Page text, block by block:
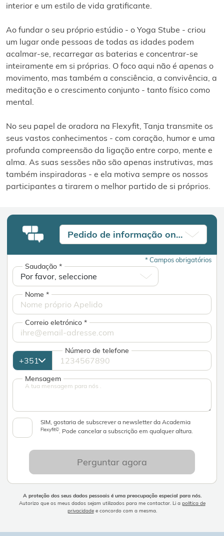
interior e um estilo de vida gratificante.
Ao fundar o seu próprio estúdio - o Yoga Stube - criou
um lugar onde pessoas de todas as idades podem
acalmar-se, recarregar as baterias e concentrar-se
inteiramente em si próprias. O foco aqui não é apenas o
movimento, mas também a consciência, a convivência, a
meditação e o crescimento conjunto - tanto físico como
mental.
No seu papel de oradora na Flexyfit, Tanja transmite os
seus vastos conhecimentos - com coração, humor e uma
profunda compreensão da ligação entre corpo, mente e
alma. As suas sessões não são apenas instrutivas, mas
também inspiradoras - e ela motiva sempre os nossos
participantes a tirarem o melhor partido de si próprios.
Pedido de informação online
*Campos obrigatórios
Saudação*
Nome*
Correio eletrónico*
Número de telefone
Mensagem
SIM, gostaria de subscrever a newsletter da Academia
Flexyfit©. Pode cancelar a subscrição em qualquer altura.
Perguntar agora
A proteção dos seus dados pessoais é uma preocupação especial para nós.
Autorizo que os meus dados sejam utilizados para me contactar. Li a política de
privacidadee concordo com a mesma.